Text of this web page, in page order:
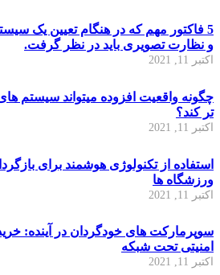
5 فاکتور مهم که در هنگام تعیین یک
و نظارت تصویری باید در نظر گرفت.
اکتبر 11, 2021
چگونه واقعیت افزوده میتواند سیستم
تر کند؟
اکتبر 11, 2021
استفاده از تکنولوژی هوشمند برای
ورزشگاه ها
اکتبر 11, 2021
سوپرمارکت های خودگردان در آینده:
امنیتی تحت شبکه
اکتبر 11, 2021